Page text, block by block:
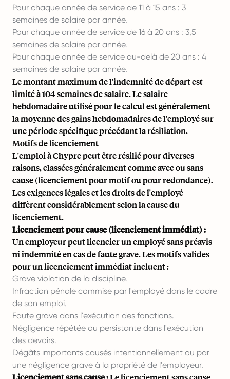
Pour chaque année de service de 11 à 15 ans : 3
semaines de salaire par année.
Pour chaque année de service de 16 à 20 ans : 3,5
semaines de salaire par année.
Pour chaque année de service au-delà de 20 ans : 4
semaines de salaire par année.
Le montant maximum de l'indemnité de départ est
limité à 104 semaines de salaire. Le salaire
hebdomadaire utilisé pour le calcul est généralement
la moyenne des gains hebdomadaires de l'employé sur
une période spécifique précédant la résiliation.
Motifs de licenciement
L'emploi à Chypre peut être résilié pour diverses
raisons, classées généralement comme avec ou sans
cause (licenciement pour motif ou pour redondance).
Les exigences légales et les droits de l'employé
diffèrent considérablement selon la cause du
licenciement.
Licenciement pour cause (licenciement immédiat) :
Un employeur peut licencier un employé sans préavis
ni indemnité en cas de faute grave. Les motifs valides
pour un licenciement immédiat incluent :
Grave violation de la discipline.
Infraction pénale commise par l'employé dans le cadre
de son emploi.
Faute grave dans l'exécution des fonctions.
Négligence répétée ou persistante dans l'exécution
des devoirs.
Dégâts importants causés intentionnellement ou par
une négligence grave à la propriété de l'employeur.